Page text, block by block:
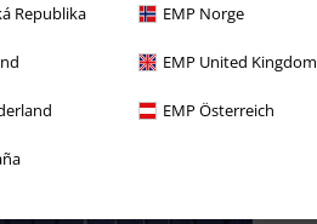
Republika EMP Norge
EMP United Kingdom
EMP Österreich